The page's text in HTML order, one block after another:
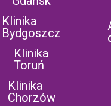
Klinika
Bydgoszcz
Klinika
Toruń
Klinika
Chorzów